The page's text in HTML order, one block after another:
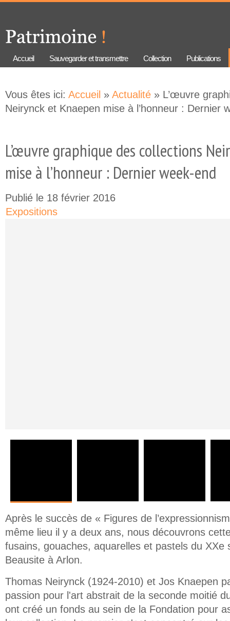
Accueil Sauvegarder et transmettre Collection Publications
Vous êtes ici: Accueil » Actualité » L’œuvre
Neirynck et Knaepen mise à l’honneur : Dernier
L’œuvre graphique des collections
mise à l’honneur : Dernier week-end
Publié le 18 février 2016
Expositions
Après le succès de « Figures de
même lieu il y a deux ans, nous découvrons
fusains, gouaches, aquarelles et pastels du XXe
Beausite à Arlon.
Thomas Neirynck (1924-2010) et Jos Knaepen
passion pour l'art abstrait de la seconde moitié
ont créé un fonds au sein de la Fondation pour